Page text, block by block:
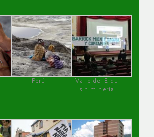
Perú
Valle del Elqui
sin minería.